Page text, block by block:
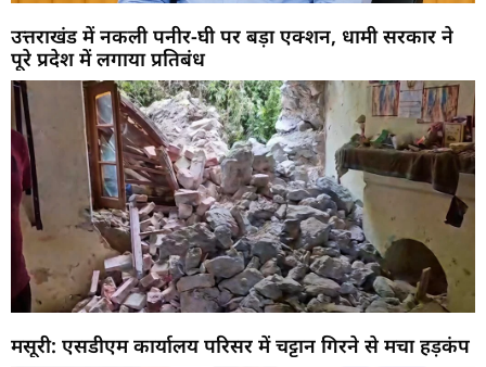
उत्तराखंड में नकली पनीर-घी पर बड़ा एक्शन, धामी सरकार ने
पूरे प्रदेश में लगाया प्रतिबंध
मसूरी: एसडीएम कार्यालय परिसर में चट्टान गिरने से मचा हड़कंप